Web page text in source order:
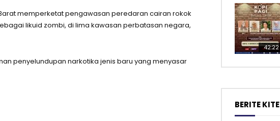
memperketat pengawasan peredaran cairan rokok
likuid zombi, di lima kawasan perbatasan negara,
penyelundupan narkotika jenis baru yang menyasar
42:22
BERITE KITE